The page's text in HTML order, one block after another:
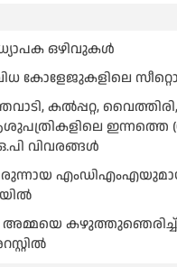
ഒഴിവുകൾ
കോളേജുകളിലെ
കൽപ്പറ്റ, വൈത്തിരി,
ഇന്നത്തെ
വിവരങ്ങൾ
കഴുത്തുഞെരിച്ച്